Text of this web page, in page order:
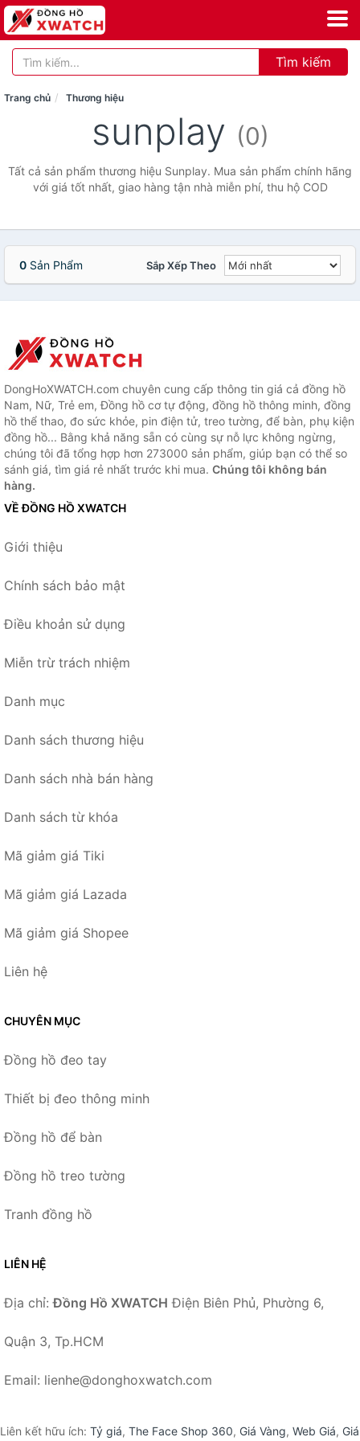
Tìm kiếm
Trang chủ Thương hiệu
sunplay (0)
Tất cả sản phẩm thương hiệu Sunplay. Mua sản phẩm chính hãng
với giá tốt nhất, giao hàng tận nhà miễn phí, thu hộ COD
0 Sản Phẩm Sắp Xếp Theo
DongHoXWATCH.com chuyên cung cấp thông tin giá cả đồng hồ
Nam, Nữ, Trẻ em, Đồng hồ cơ tự động, đồng hồ thông minh, đồng
hồ thể thao, đo sức khỏe, pin điện tử, treo tường, để bàn, phụ kiện
đồng hồ... Bằng khả năng sẵn có cùng sự nỗ lực không ngừng,
chúng tôi đã tổng hợp hơn 273000 sản phẩm, giúp bạn có thể so
sánh giá, tìm giá rẻ nhất trước khi mua. Chúng tôi không bán
hàng.
VỀ ĐỒNG HỒ XWATCH
Giới thiệu
Chính sách bảo mật
Điều khoản sử dụng
Miễn trừ trách nhiệm
Danh mục
Danh sách thương hiệu
Danh sách nhà bán hàng
Danh sách từ khóa
Mã giảm giá Tiki
Mã giảm giá Lazada
Mã giảm giá Shopee
Liên hệ
CHUYÊN MỤC
Đồng hồ đeo tay
Thiết bị đeo thông minh
Đồng hồ để bàn
Đồng hồ treo tường
Tranh đồng hồ
LIÊN HỆ
Địa chỉ:Đồng Hồ XWATCH Điện Biên Phủ, Phường 6,
Quận 3, Tp.HCM
Email: lienhe@donghoxwatch.com
Liên kết hữu ích: Tỷ giá, The Face Shop 360, Giá Vàng, Web Giá, Giá